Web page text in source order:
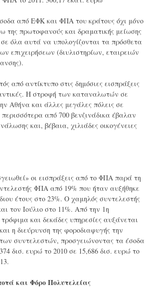
από ΕΦΚ και ΦΠΑ του κράτους όχι μόνο
πρωτοφανούς και δραματικής μείωσης
όλα αυτά να υπολογίζονται τα πρόσθετα
επιχειρήσεων (διυλιστηρίων, εταιρειών
από αντίκτυπο στις δημόσιες εισπράξεις
Η στροφή των καταναλωτών σε
Αθήνα και άλλες μεγάλες πόλεις σε
από 700 βενζινάδικα έβαλαν
και, βέβαια, χιλιάδες οικογένειες
οι εισπράξεις από το ΦΠΑ παρά τη
ΦΠΑ από 19% που ήταν αυξήθηκε
έτους στο 23%. Ο χαμηλός συντελεστής
τον Ιούλιο στο 11%. Από την 1η
και δεκάδες υπηρεσίες αυξάνεται
η διεύρυνση της φοροδιαφυγής την
συντελεστών, προσγειώνοντας τα έσοδα
δισ. ευρώ το 2010 σε 15,686 δισ. ευρώ το
και Φόρο Πολυτελείας